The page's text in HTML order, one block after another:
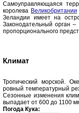
Cамоуправляющаяся
королева Великобритании
Зеландии имеет на
Законодательный орган
пропорционального
Климат
Тропический морской.
ровный температурный
Сезонные изменения
выпадает от 600 до 1100
Погода Кука: